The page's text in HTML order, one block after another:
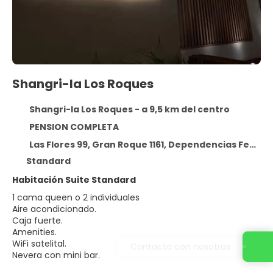
Shangri-la Los Roques
Shangri-la Los Roques - a 9,5 km del centro
PENSION COMPLETA
Las Flores 99, Gran Roque 1161, Dependencias Federales Venezolanas, Shangri-la Los Roques
Standard
Habitación Suite Standard
1 cama queen o 2 individuales
Aire acondicionado.
Caja fuerte.
Amenities.
WiFi satelital.
Nevera con mini bar.